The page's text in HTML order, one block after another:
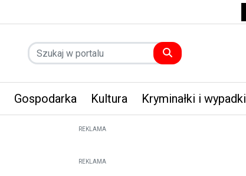
Gospodarka Kultura Kryminałki i wypadki
REKLAMA
REKLAMA